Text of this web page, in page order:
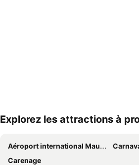
Explorez les attractions à
Aéroport international Maurice Bishop
Carenage